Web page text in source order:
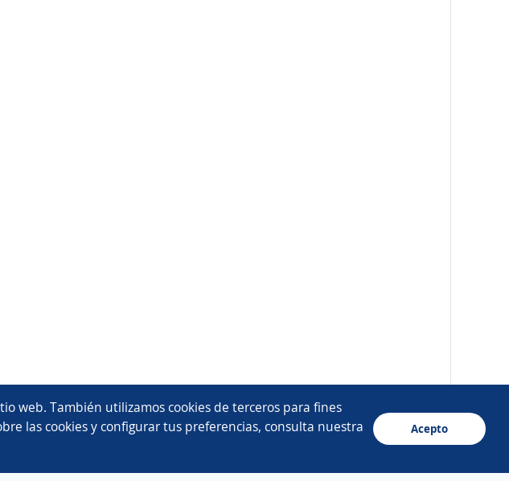
web. También utilizamos cookies de terceros para fines
las cookies y configurar tus preferencias, consulta nuestra
Acepto